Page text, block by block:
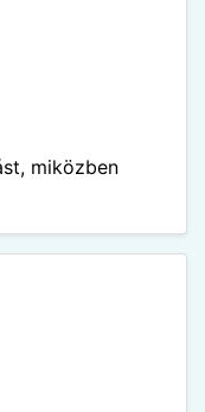
miközben